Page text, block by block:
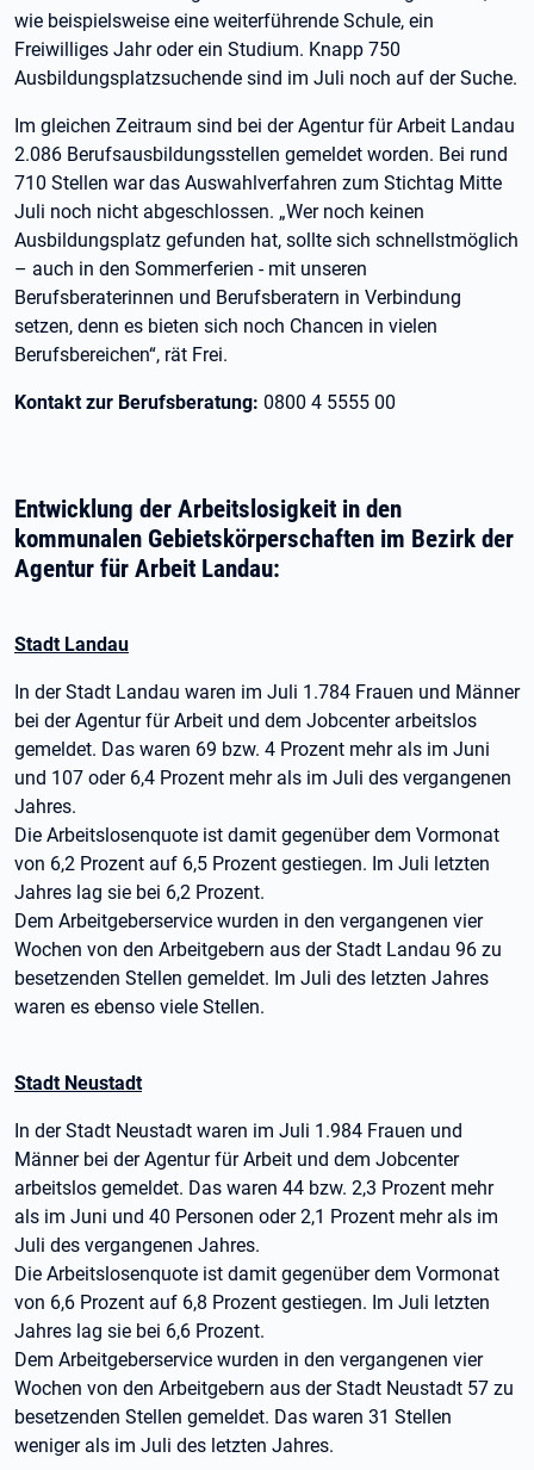
wie beispielsweise eine weiterführende Schule, ein
Freiwilliges Jahr oder ein Studium. Knapp 750
Ausbildungsplatzsuchende sind im Juli noch auf der Suche.
Im gleichen Zeitraum sind bei der Agentur für Arbeit Landau
2.086 Berufsausbildungsstellen gemeldet worden. Bei rund
710 Stellen war das Auswahlverfahren zum Stichtag Mitte
Juli noch nicht abgeschlossen. „Wer noch keinen
Ausbildungsplatz gefunden hat, sollte sich schnellstmöglich
– auch in den Sommerferien - mit unseren
Berufsberaterinnen und Berufsberatern in Verbindung
setzen, denn es bieten sich noch Chancen in vielen
Berufsbereichen“, rät Frei.
Kontakt zur Berufsberatung: 0800 4 5555 00
Entwicklung der Arbeitslosigkeit in den
kommunalen Gebietskörperschaften im Bezirk der
Agentur für Arbeit Landau:
Stadt Landau
In der Stadt Landau waren im Juli 1.784 Frauen und Männer
bei der Agentur für Arbeit und dem Jobcenter arbeitslos
gemeldet. Das waren 69 bzw. 4 Prozent mehr als im Juni
und 107 oder 6,4 Prozent mehr als im Juli des vergangenen
Jahres.
Die Arbeitslosenquote ist damit gegenüber dem Vormonat
von 6,2 Prozent auf 6,5 Prozent gestiegen. Im Juli letzten
Jahres lag sie bei 6,2 Prozent.
Dem Arbeitgeberservice wurden in den vergangenen vier
Wochen von den Arbeitgebern aus der Stadt Landau 96 zu
besetzenden Stellen gemeldet. Im Juli des letzten Jahres
waren es ebenso viele Stellen.
Stadt Neustadt
In der Stadt Neustadt waren im Juli 1.984 Frauen und
Männer bei der Agentur für Arbeit und dem Jobcenter
arbeitslos gemeldet. Das waren 44 bzw. 2,3 Prozent mehr
als im Juni und 40 Personen oder 2,1 Prozent mehr als im
Juli des vergangenen Jahres.
Die Arbeitslosenquote ist damit gegenüber dem Vormonat
von 6,6 Prozent auf 6,8 Prozent gestiegen. Im Juli letzten
Jahres lag sie bei 6,6 Prozent.
Dem Arbeitgeberservice wurden in den vergangenen vier
Wochen von den Arbeitgebern aus der Stadt Neustadt 57 zu
besetzenden Stellen gemeldet. Das waren 31 Stellen
weniger als im Juli des letzten Jahres.